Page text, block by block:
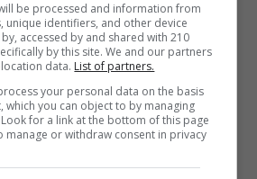
be processed and information from
unique identifiers, and other device
accessed by and shared with 210
by this site. We and our partners
data. List of partners.
your personal data on the basis
which you can object to by managing
for a link at the bottom of this page
manage or withdraw consent in privacy